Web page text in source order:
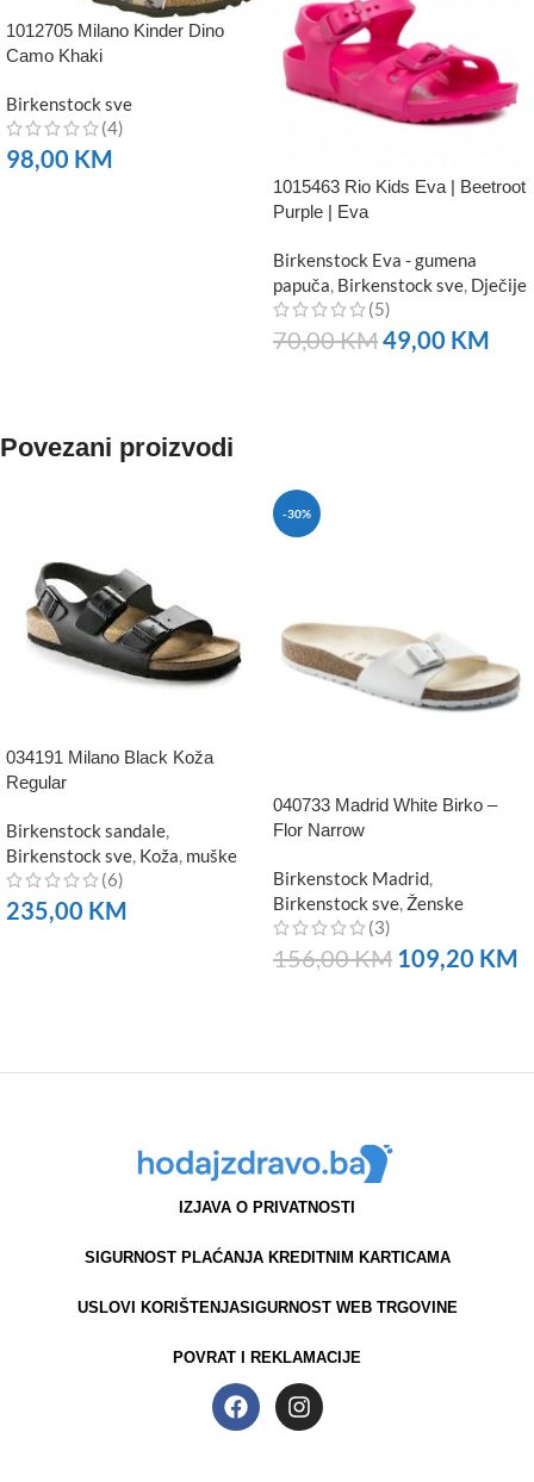
1012705 Milano Kinder Dino
Camo Khaki
Birkenstock sve
(4)
98,00 KM
1015463 Rio Kids Eva | Beetroot
Purple | Eva
Birkenstock Eva - gumena
papuča Birkenstock sve Dječije
(5)
70,00KM49,00 KM
Povezani proizvodi
034191 Milano Black Koža
Regular
Birkenstock sandale
Birkenstock sve Koža muške
(6)
235,00 KM
-30%
040733 Madrid White Birko –
Flor Narrow
Birkenstock Madrid
Birkenstock sve Ženske
(3)
156,00KM 109,20 KM
IZJAVA O PRIVATNOSTI
SIGURNOST PLAĆANJA KREDITNIM KARTICAMA
USLOVI KORIŠTENJASIGURNOST WEB TRGOVINE
POVRAT I REKLAMACIJE